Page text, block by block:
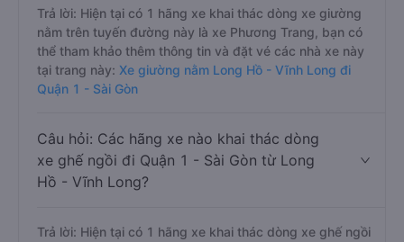
Trả lời: Hiện tại có 1 hãng xe khai thác dòng xe giường
nằm trên tuyến đường này là xe Phương Trang, bạn có
thể tham khảo thêm thông tin và đặt vé các nhà xe này
tại trang này: Xe giường nằm Long Hồ - Vĩnh Long đi
Quận 1 - Sài Gòn
Câu hỏi: Các hãng xe nào khai thác dòng
xe ghế ngồi đi Quận 1 - Sài Gòn từ Long
Hồ - Vĩnh Long?
Trả lời: Hiện tại có 1 hãng xe khai thác dòng xe ghế ngồi